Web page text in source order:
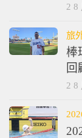
2 8
旅
棒
回
2 8